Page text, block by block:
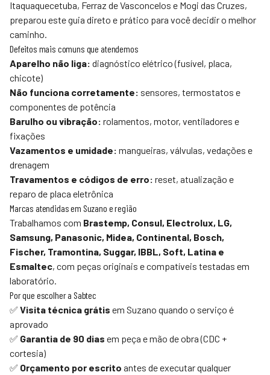
Itaquaquecetuba, Ferraz de Vasconcelos e Mogi das Cruzes,
preparou este guia direto e prático para você decidir o melhor
caminho.
Defeitos mais comuns que atendemos
Aparelho não liga: diagnóstico elétrico (fusível, placa,
chicote)
Não funciona corretamente: sensores, termostatos e
componentes de potência
Barulho ou vibração: rolamentos, motor, ventiladores e
fixações
Vazamentos e umidade: mangueiras, válvulas, vedações e
drenagem
Travamentos e códigos de erro: reset, atualização e
reparo de placa eletrônica
Marcas atendidas em Suzano e região
Trabalhamos com Brastemp, Consul, Electrolux, LG,
Samsung, Panasonic, Midea, Continental, Bosch,
Fischer, Tramontina, Suggar, IBBL, Soft, Latina e
Esmaltec, com peças originais e compatíveis testadas em
laboratório.
Por que escolher a Sabtec
✅ Visita técnica grátis em Suzano quando o serviço é
aprovado
✅ Garantia de 90 dias em peça e mão de obra (CDC +
cortesia)
✅ Orçamento por escrito antes de executar qualquer